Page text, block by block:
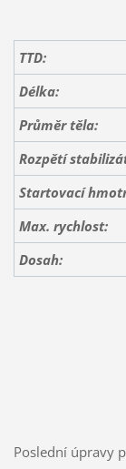
TTD:
Délka:
Průměr těla:
Rozpětí
Startovací
Max. rychlost:
Dosah:
Poslední úpravy